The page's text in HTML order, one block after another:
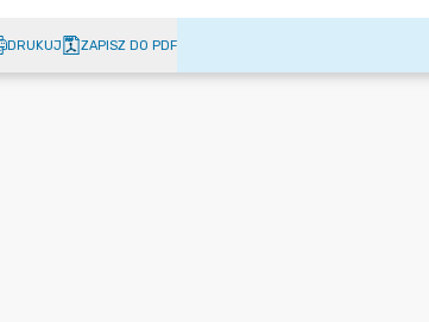
DRUKUJ ZAPISZ DO PDF